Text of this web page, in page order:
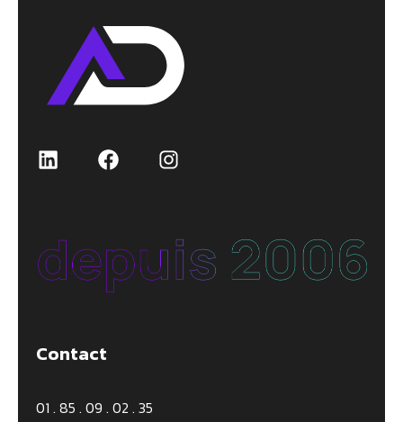
LinkedIn FacebookInstagram
Contact
01 . 85 . 09 . 02 . 35